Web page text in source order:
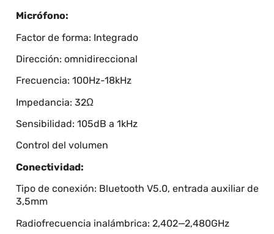
Micrófono:
Factor de forma: Integrado
Dirección: omnidireccional
Frecuencia: 100Hz-18kHz
Impedancia: 32Ω
Sensibilidad: 105dB a 1kHz
Control del volumen
Conectividad:
Tipo de conexión: Bluetooth V5.0, entrada auxiliar de
3,5mm
Radiofrecuencia inalámbrica: 2,402—2,480GHz